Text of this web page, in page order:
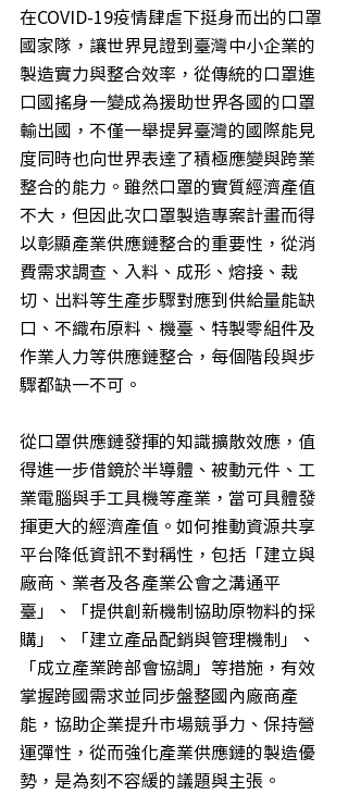
在COVID-19疫情肆虐下挺身而出的口罩
國家隊，讓世界見證到臺灣中小企業的
製造實力與整合效率，從傳統的口罩進
口國搖身一變成為援助世界各國的口罩
輸出國，不僅一舉提昇臺灣的國際能見
度同時也向世界表達了積極應變與跨業
整合的能力。雖然口罩的實質經濟產值
不大，但因此次口罩製造專案計畫而得
以彰顯產業供應鏈整合的重要性，從消
費需求調查、入料、成形、熔接、裁
切、出料等生產步驟對應到供給量能缺
口、不織布原料、機臺、特製零組件及
作業人力等供應鏈整合，每個階段與步
驟都缺一不可。
從口罩供應鏈發揮的知識擴散效應，值
得進一步借鏡於半導體、被動元件、工
業電腦與手工具機等產業，當可具體發
揮更大的經濟產值。如何推動資源共享
平台降低資訊不對稱性，包括「建立與
廠商、業者及各產業公會之溝通平
臺」、「提供創新機制協助原物料的採
購」、「建立產品配銷與管理機制」、
「成立產業跨部會協調」等措施，有效
掌握跨國需求並同步盤整國內廠商產
能，協助企業提升市場競爭力、保持營
運彈性，從而強化產業供應鏈的製造優
勢，是為刻不容緩的議題與主張。